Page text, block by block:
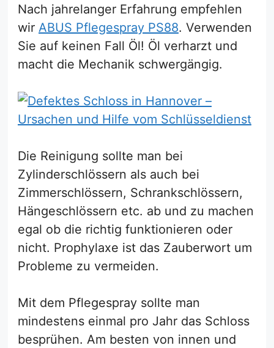
Nach jahrelanger Erfahrung empfehlen
wir ABUS Pflegespray PS88. Verwenden
Sie auf keinen Fall Öl! Öl verharzt und
macht die Mechanik schwergängig.
Die Reinigung sollte man bei
Zylinderschlössern als auch bei
Zimmerschlössern, Schrankschlössern,
Hängeschlössern etc. ab und zu machen
egal ob die richtig funktionieren oder
nicht. Prophylaxe ist das Zauberwort um
Probleme zu vermeiden.
Mit dem Pflegespray sollte man
mindestens einmal pro Jahr das Schloss
besprühen. Am besten von innen und